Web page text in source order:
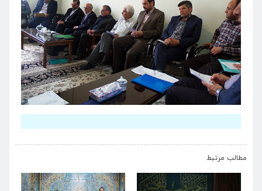
مطالب مرتبط